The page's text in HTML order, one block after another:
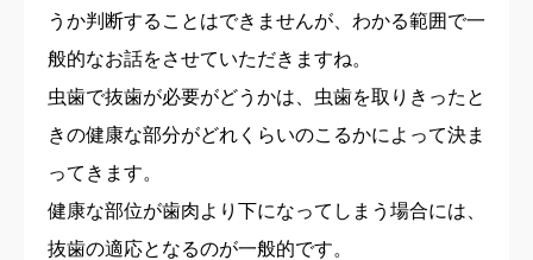
うか判断することはできませんが、わかる範囲で一
般的なお話をさせていただきますね。
虫歯で抜歯が必要がどうかは、虫歯を取りきったと
きの健康な部分がどれくらいのこるかによって決ま
ってきます。
健康な部位が歯肉より下になってしまう場合には、
抜歯の適応となるのが一般的です。